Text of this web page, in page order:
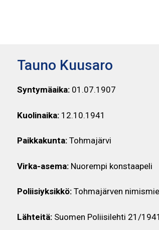
Tauno Kuusaro
Syntymäaika:01.07.1907
Kuolinaika:12.10.1941
Paikkakunta:Tohmajärvi
Virka-asema:Nuorempi konstaapeli
Poliisiyksikkö:Tohmajärven
Lähteitä:Suomen Poliisilehti 21/